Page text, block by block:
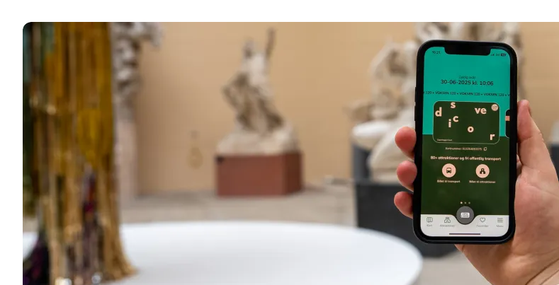
코펜하겐 카드 구매하기